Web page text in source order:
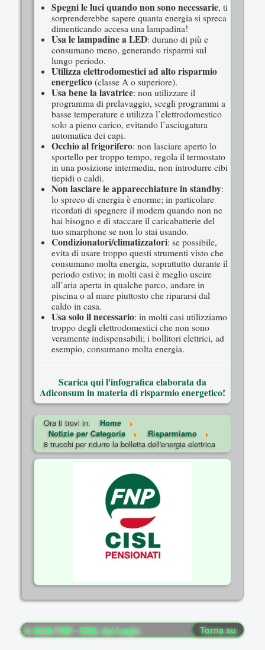
Spegni le luci quando non sono necessarie, ti
sorprenderebbe sapere quanta energia si spreca
dimenticando accesa una lampadina!
Usa le lampadine a LED: durano di più e
consumano meno, generando risparmi sul
lungo periodo.
Utilizza elettrodomestici ad alto risparmio
energetico (classe A o superiore).
Usa bene la lavatrice: non utilizzare il
programma di prelavaggio, scegli programmi a
basse temperature e utilizza l’elettrodomestico
solo a pieno carico, evitando l’asciugatura
automatica dei capi.
Occhio al frigorifero: non lasciare aperto lo
sportello per troppo tempo, regola il termostato
in una posizione intermedia, non introdurre cibi
tiepidi o caldi.
Non lasciare le apparecchiature in standby:
lo spreco di energia è enorme; in particolare
ricordati di spegnere il modem quando non ne
hai bisogno e di staccare il caricabatterie del
tuo smarphone se non lo stai usando.
Condizionatori/climatizzatori: se possibile,
evita di usare troppo questi strumenti visto che
consumano molta energia, soprattutto durante il
periodo estivo; in molti casi è meglio uscire
all’aria aperta in qualche parco, andare in
piscina o al mare piuttosto che ripararsi dal
caldo in casa.
Usa solo il necessario: in molti casi utilizziamo
troppo degli elettrodomestici che non sono
veramente indispensabili; i bollitori elettrici, ad
esempio, consumano molta energia.
Scarica qui l'infografica elaborata da
Adiconsum in materia di risparmio energetico!
Ora ti trovi in:
Home
Notizie per Categoria
Risparmiamo
8 trucchi per ridurre la bolletta dell'energia elettrica
Torna su
© 2026 FNP - CISL dei Laghi